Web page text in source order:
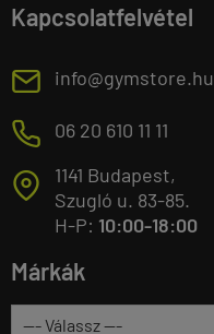
Kapcsolatfelvétel
E info@gymstore.hu
M 06 20 610 11 11
T
1141 Budapest,
Szugló u. 83-85.
H-P: 10:00-18:00
Márkák